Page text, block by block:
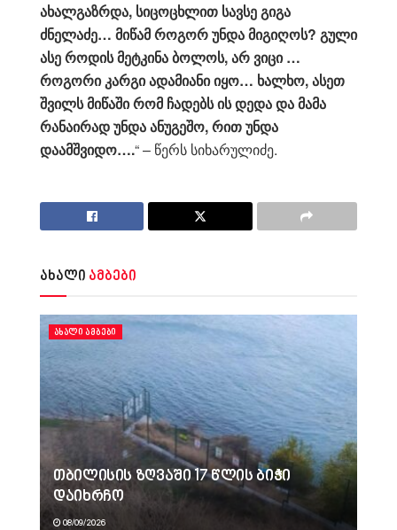
ახალგაზრდა, სიცოცხლით სავსე გიგა
ძნელაძე… მიწამ როგორ უნდა მიგიღოს? გული
ასე როდის მეტკინა ბოლოს, არ ვიცი …
როგორი კარგი ადამიანი იყო… ხალხო, ასეთ
შვილს მიწაში რომ ჩადებს ის დედა და მამა
რანაირად უნდა ანუგეშო, რით უნდა
დაამშვიდო….“ – წერს სიხარულიძე.
ახალი ამბები
ᲐᲮᲐᲚᲘ ᲐᲛᲑᲔᲑᲘ
თბილისის ზღვაში 17 წლის ბიჭი
დაიხრჩო
08/09/2026